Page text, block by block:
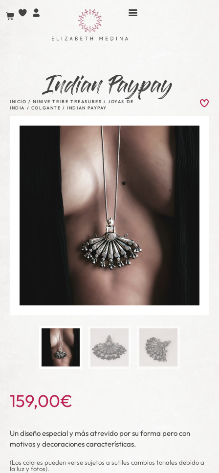
Indian Paypay
INICIO /NINIVE TRIBE TREASURES /
JOYAS DE
INDIA / COLGANTE / INDIAN PAYPAY
159,00€
Un diseño especial y más atrevido por su forma pero con
motivos y decoraciones características.
(Los colores pueden verse sujetos a sutiles cambios tonales debido a
la luz y fotos).